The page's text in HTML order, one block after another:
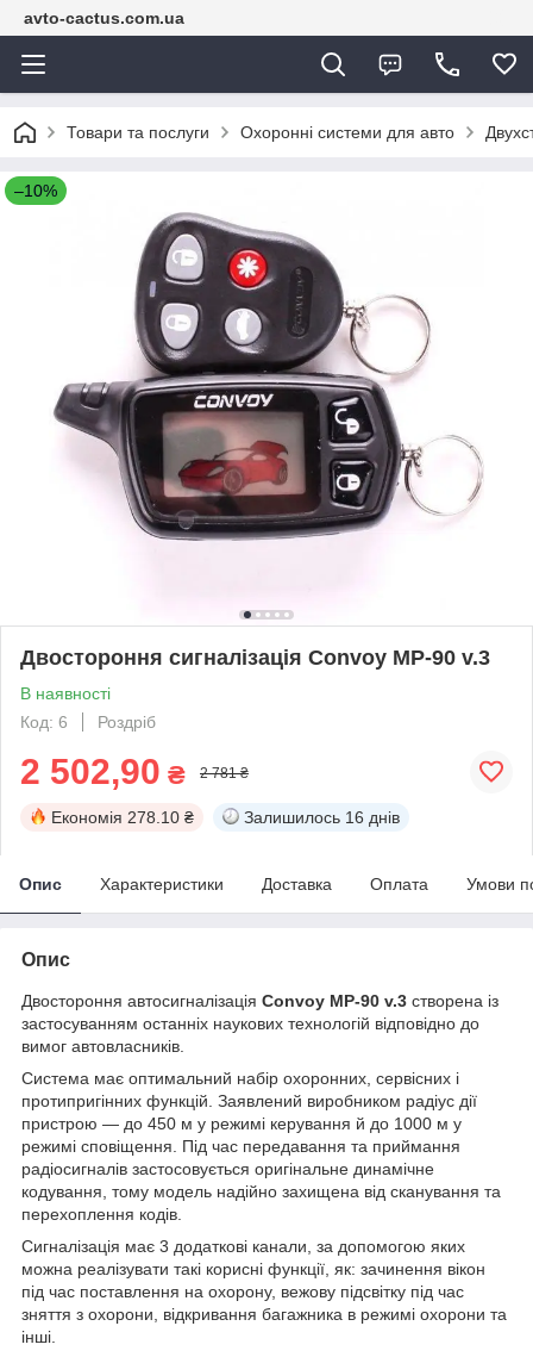
avto-cactus.com.ua
Товари та послуги Охоронні системи для авто
–10%
Двостороння сигналізація Convoy MP-90 v.3
В наявності
Код: 6
Роздріб
2 502,90 ₴ 2 781 ₴
Економія 278.10 ₴ Залишилось 16 днів
Опис Характеристики Доставка Оплата Умови
Опис
Двостороння автосигналізація Convoy MP-90 v.3 створена із
застосуванням останніх наукових технологій відповідно до
вимог автовласників.
Система має оптимальний набір охоронних, сервісних і
протипригінних функцій. Заявлений виробником радіус дії
пристрою — до 450 м у режимі керування й до 1000 м у
режимі сповіщення. Під час передавання та приймання
радіосигналів застосовується оригінальне динамічне
кодування, тому модель надійно захищена від сканування та
перехоплення кодів.
Сигналізація має 3 додаткові канали, за допомогою яких
можна реалізувати такі корисні функції, як: зачинення вікон
під час поставлення на охорону, вежову підсвітку під час
зняття з охорони, відкривання багажника в режимі охорони та
інші.